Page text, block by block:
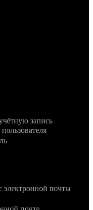
запись
электронной почты